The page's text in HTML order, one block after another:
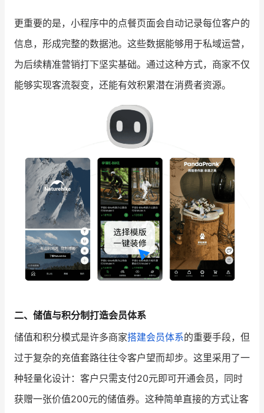
更重要的是，小程序中的点餐页面会自动记录每位客户的
信息，形成完整的数据池。这些数据能够用于私域运营，
为后续精准营销打下坚实基础。通过这种方式，商家不仅
能够实现客流裂变，还能有效积累潜在消费者资源。
二、储值与积分制打造会员体系
储值和积分模式是许多商家搭建会员体系的重要手段，但
过于复杂的充值套路往往令客户望而却步。这里采用了一
种轻量化设计：客户只需支付20元即可开通会员，同时
获赠一张价值200元的储值券。这种简单直接的方式让客